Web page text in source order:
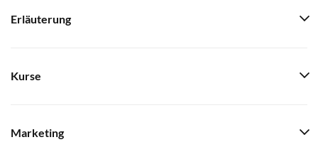
Erläuterung
Kurse
Marketing